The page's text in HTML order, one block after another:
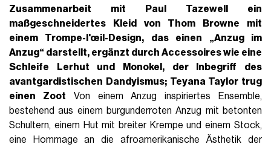
Zusammenarbeit mit Paul Tazewell ein
maßgeschneidertes Kleid von Thom Browne mit
einem Trompe-l'œil-Design, das einen „Anzug im
Anzug“ darstellt, ergänzt durch Accessoires wie eine
Schleife Lerhut und Monokel , der Inbegriff des
avantgardistischen Dandyismus; Teyana Taylor trug
einen Zoot Von einem Anzug inspiriertes Ensemble,
bestehend aus einem burgunderroten Anzug mit betonten
Schultern, einem Hut mit breiter Krempe und einem Stock,
eine Hommage an die afroamerikanische Ästhetik der